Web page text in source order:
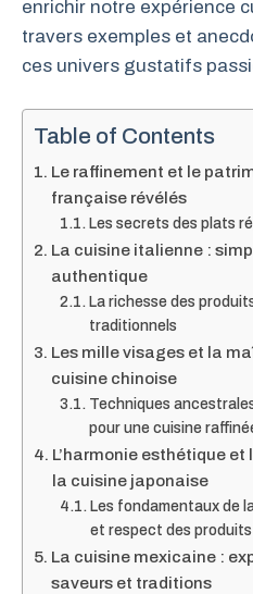
enrichir notre expérience
travers exemples et
ces univers gustatifs
Table of Contents
Le raffinement et le
française révélés
Les secrets des plats
La cuisine italienne :
authentique
La richesse des
traditionnels
Les mille visages et la
cuisine chinoise
Techniques
pour une cuisine
L’harmonie esthétique
la cuisine japonaise
Les fondamentaux de
et respect des produits
La cuisine mexicaine :
saveurs et traditions